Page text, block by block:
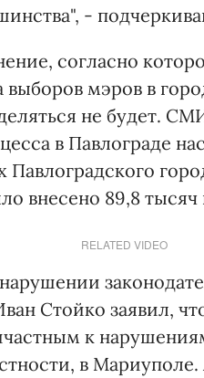
-
согласно
выборов мэров в
не будет.
в Павлограде
Павлоградского
внесено 89,8 тысяч
RELATED VIDEO
Стойко заявил,
к
в